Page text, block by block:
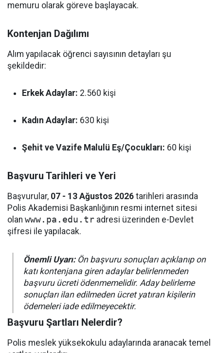
memuru olarak göreve başlayacak.
Kontenjan Dağılımı
Alım yapılacak öğrenci sayısının detayları şu
şekildedir:
Erkek Adaylar: 2.560 kişi
Kadın Adaylar: 630 kişi
Şehit ve Vazife Malulü Eş/Çocukları: 60 kişi
Başvuru Tarihleri ve Yeri
Başvurular, 07 - 13 Ağustos 2026 tarihleri arasında
Polis Akademisi Başkanlığının resmi internet sitesi
olan www.pa.edu.tr adresi üzerinden e-Devlet
şifresi ile yapılacak.
Önemli Uyarı:Ön başvuru sonuçları açıklanıp on
katı kontenjana giren adaylar belirlenmeden
başvuru ücreti ödenmemelidir. Aday belirleme
sonuçları ilan edilmeden ücret yatıran kişilerin
ödemeleri iade edilmeyecektir.
Başvuru Şartları Nelerdir?
Polis meslek yüksekokulu adaylarında aranacak temel